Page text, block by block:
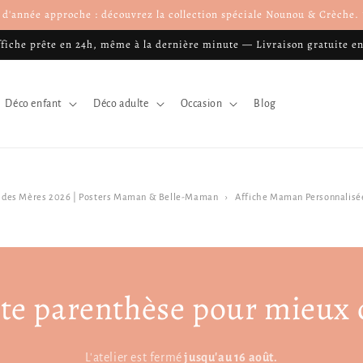
approche : découvrez la collection spéciale Nounou & Crèche.
prête en 24h, même à la dernière minute — Livraison gratuite
Déco enfant Déco adulte Occasion Blog
Mères 2026 | Posters Maman & Belle-Maman › Affiche Maman
parenthèse pour mieux
L'atelier est ferméjusqu'au 16 août.